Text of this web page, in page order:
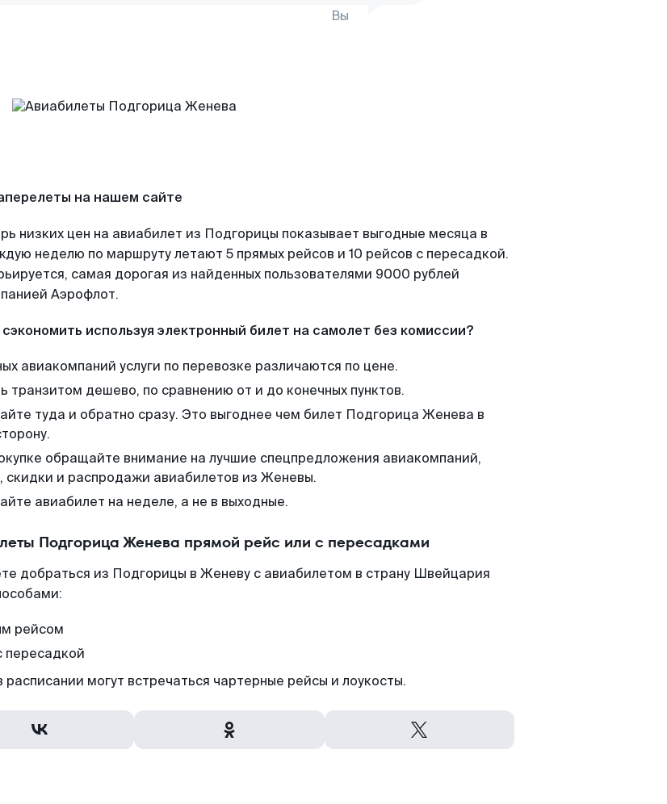
Вы
на нашем сайте
низких цен на авиабилет из Подгорицы показывает выгодные месяца в
неделю по маршруту летают 5 прямых рейсов и 10 рейсов с пересадкой.
самая дорогая из найденных пользователями 9000 рублей
Аэрофлот.
используя электронный билет на самолет без комиссии?
авиакомпаний услуги по перевозке различаются по цене.
транзитом дешево, по сравнению от и до конечных пунктов.
туда и обратно сразу. Это выгоднее чем билет Подгорица Женева в
обращайте внимание на лучшие спецпредложения авиакомпаний,
скидки и распродажи авиабилетов из Женевы.
авиабилет на неделе, а не в выходные.
Подгорица Женева прямой рейс или с пересадками
добраться из Подгорицы в Женеву с авиабилетом в страну Швейцария
рейсом
пересадкой
расписании могут встречаться чартерные рейсы и лоукосты.